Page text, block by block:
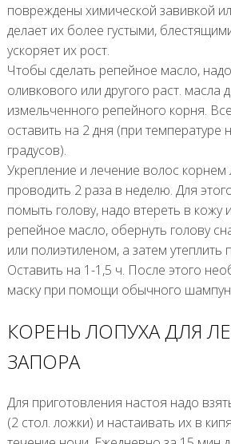
повреждены химической завивкой
делает их более густыми,
ускоряет их рост.
Чтобы сделать репейное масло,
оливкового или другого раст. масла
измельченного репейного корня.
оставить на 2 дня (при температуре
градусов).
Укрепление и лечение волос
проводить 2 раза в неделю. Для
помыть голову, надо втереть в кожу
репейное масло, обернуть голову
или полиэтиленом, а затем утеплить
Оставить на 1-1,5 ч. После этого
маску при помощи обычного
КОРЕНЬ ЛОПУХА ДЛЯ
ЗАПОРА
Для приготовления настоя надо
(2 стол. ложки) и настаивать их в